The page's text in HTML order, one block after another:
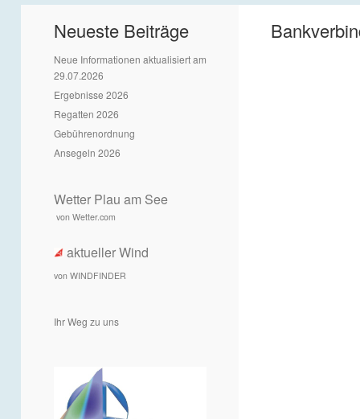
Neueste Beiträge
Neue Informationen aktualisiert am
29.07.2026
Ergebnisse 2026
Regatten 2026
Gebührenordnung
Ansegeln 2026
Wetter Plau am See
von Wetter.com
aktueller Wind
von WINDFINDER
Ihr Weg zu uns